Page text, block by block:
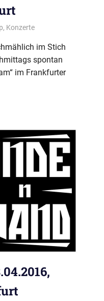
, Konzerte
im Stich
spontan
im Frankfurter